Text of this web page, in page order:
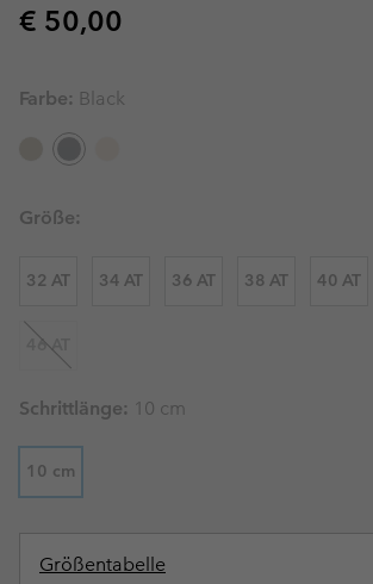
Regular price:
€ 50,00
Farbe: Black
Größe:
32 AT 34 AT 36 AT 38 AT 40 AT
46 AT
Schrittlänge: 10 cm
10 cm
Größentabelle